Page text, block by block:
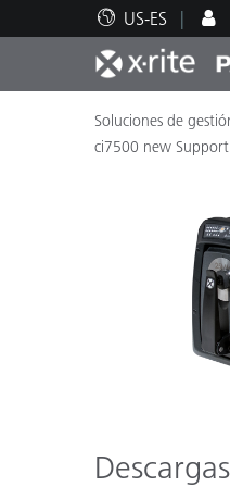
US-ES
Principales
Impresión y
Automotriz
Soporte
Recursos
Soluciones de
ci7500 new
Descargas